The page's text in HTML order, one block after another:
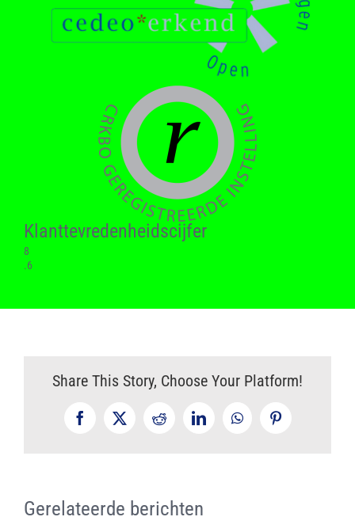
Klant­tevreden­heids­cijfer
8
.6
Share This Story, Choose Your Platform!
Facebook
X RedditLinkedInWhatsAppPinterest
Gerelateerde berichten